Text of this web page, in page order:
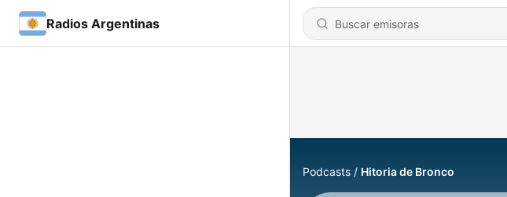
Radios Argentinas
Podcasts Hitoria de Bronco